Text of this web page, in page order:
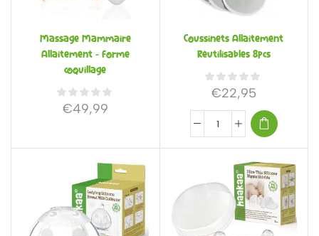
Massage Mammaire
Allaitement – forme
coquillage
€49,99
Coussinets Allaitement
Réutilisables 8pcs
€22,95